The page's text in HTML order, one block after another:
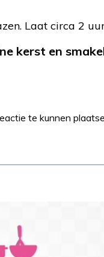
Laat circa 2
kerst en
te kunnen